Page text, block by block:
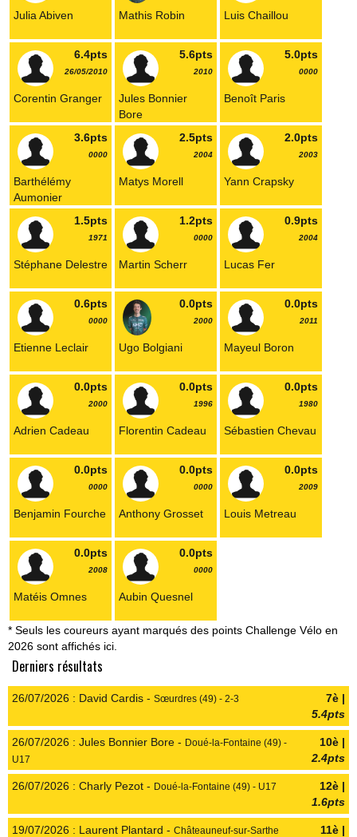
Julia Abiven Mathis Robin Luis Chaillou
6.4pts
26/05/2010
Corentin Granger
5.6pts
2010
Jules Bonnier
Bore
5.0pts
0000
Benoît Paris
3.6pts
0000
Barthélémy
Aumonier
2.5pts
2004
Matys Morell
2.0pts
2003
Yann Crapsky
1.5pts
1971
Stéphane Delestre
1.2pts
0000
Martin Scherr
0.9pts
2004
Lucas Fer
0.6pts
0000
Etienne Leclair
0.0pts
2000
Ugo Bolgiani
0.0pts
2011
Mayeul Boron
0.0pts
2000
Adrien Cadeau
0.0pts
1996
Florentin Cadeau
0.0pts
1980
Sébastien Chevau
0.0pts
0000
Benjamin Fourche
0.0pts
0000
Anthony Grosset
0.0pts
2009
Louis Metreau
0.0pts
2008
Matéis Omnes
0.0pts
0000
Aubin Quesnel
* Seuls les coureurs ayant marqués des points Challenge Vélo en
2026 sont affichés ici.
Derniers résultats
26/07/2026 : David Cardis - Sœurdres (49) - 2-3
7è |
5.4pts
26/07/2026 : Jules Bonnier Bore - Doué-la-Fontaine (49) -
U17
10è |
2.4pts
26/07/2026 : Charly Pezot - Doué-la-Fontaine (49) - U17
12è |
1.6pts
19/07/2026 : Laurent Plantard - Châteauneuf-sur-Sarthe
11è |